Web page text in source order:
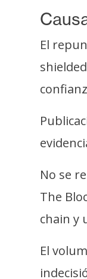
El
No se
The
chain y
El